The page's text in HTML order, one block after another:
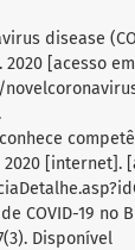
disease
[acesso
[internet].
COVID-19 no
Disponível